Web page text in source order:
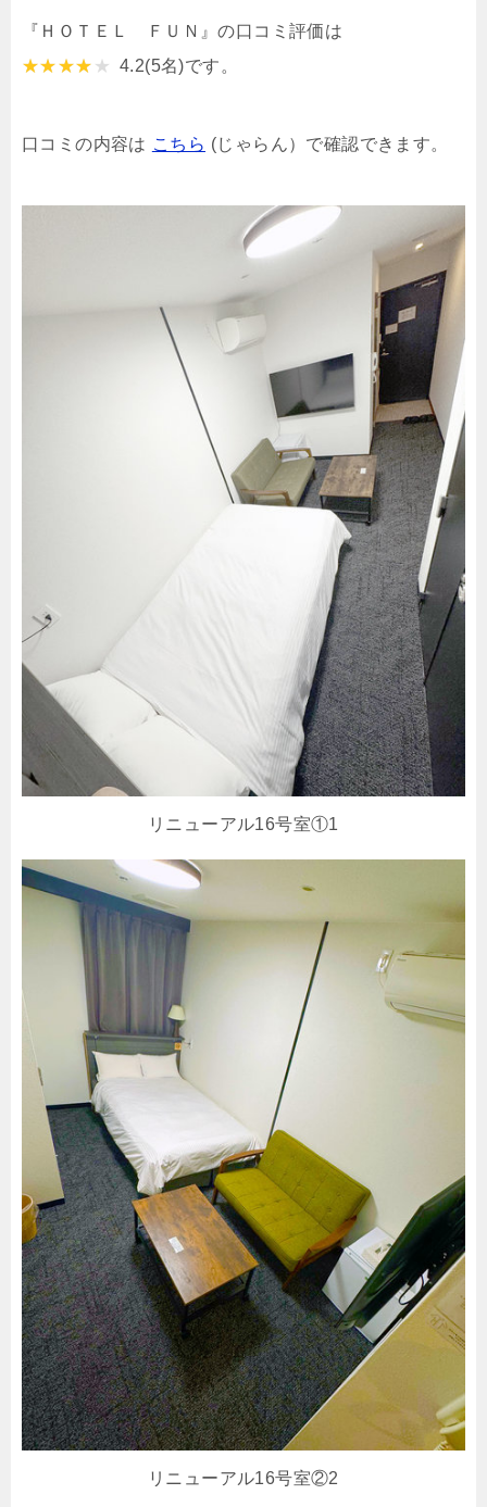
『ＨＯＴＥＬ ＦＵＮ』の口コミ評価は
4.2(5名)です。
口コミの内容は こちら (じゃらん）で確認できます。
リニューアル16号室①1
リニューアル16号室②2